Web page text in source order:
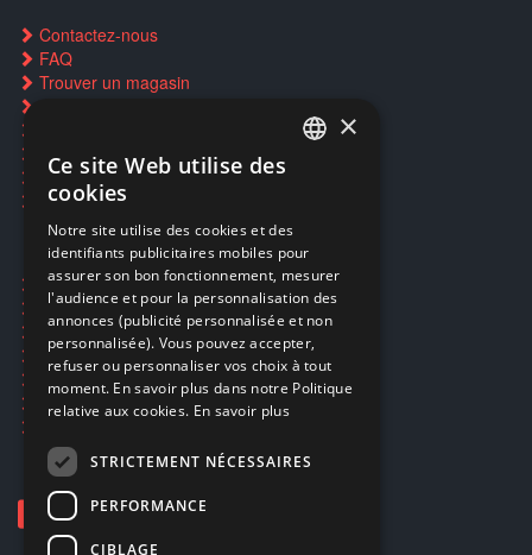
Contactez-nous
FAQ
Trouver un magasin
Restauration CD griffés
Réparations & SAV
Smartpoints
Ecogaming
Expédition & retours
Confidentialité
Conditions générales
EA Sport UFC 6
Call of Duty: Modern Warfare 4
Rachat et revente de jeux en cash
ENGLISH
×
Ce site Web utilise des
cookies
Notre site utilise des cookies et des
identifiants publicitaires mobiles pour
assurer son bon fonctionnement, mesurer
l'audience et pour la personnalisation des
annonces (publicité personnalisée et non
personnalisée). Vous pouvez accepter,
refuser ou personnaliser vos choix à tout
moment. En savoir plus dans notre Politique
relative aux cookies. En savoir plus
STRICTEMENT NÉCESSAIRES
PERFORMANCE
CIBLAGE